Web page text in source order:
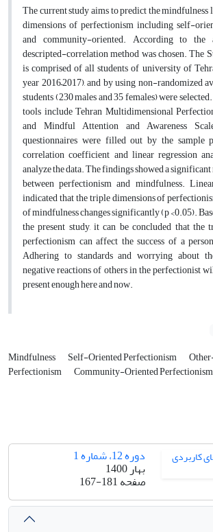
The current study aims to predict the mindfulness
dimensions of perfectionism including self-
and community-oriented. According to
descripted-correlation method was chosen. The
is comprised of all students of university of
year 2016–2017), and by using non-randomized
students (230 males and 35 females) were
tools include Tehran Multidimensional
and Mindful Attention and Awareness
questionnaires were filled out by the sample
correlation coefficient and linear regression
analyze the data. The findings showed a
between perfectionism and mindfulness.
indicated that the triple dimensions of
of mindfulness changes significantly (p <0.05).
the present study, it can be concluded that the
perfectionism can affect the success of a
Adhering to standards and worrying about
negative reactions of others in the perfectionist
present enough here and now.
Mindfulness Self-Oriented Perfectionism
Perfectionism Community-Oriented Perfectionism
دوره 12، شماره 1
بهار 1400
صفحه167-181